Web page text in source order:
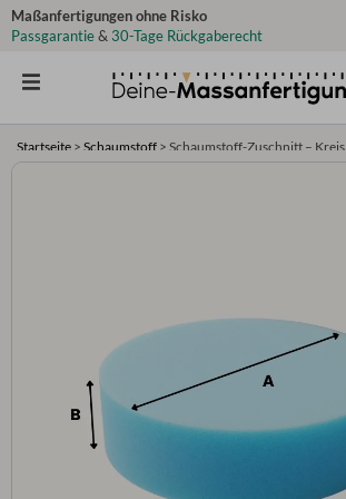
Zum
Inhalt
Maßanfertigungen ohne Risko
Passgarantie& 30-Tage Rückgaberecht
Startseite > Schaumstoff > Schaumstoff-Zuschnitt – Kreis